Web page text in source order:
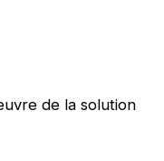
de la solution